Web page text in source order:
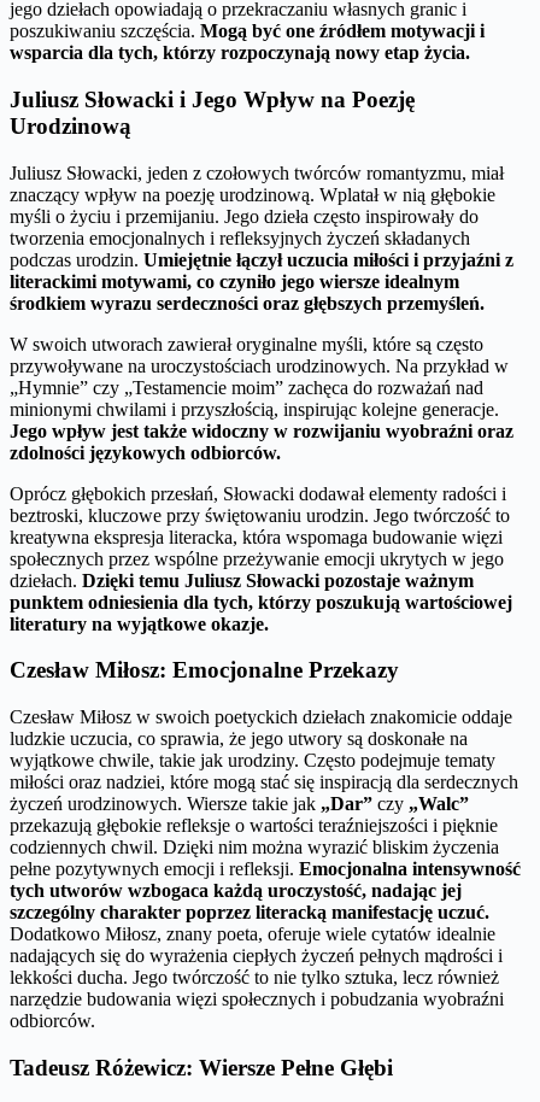
jego dziełach opowiadają o przekraczaniu własnych granic i
poszukiwaniu szczęścia. Mogą być one źródłem motywacji i
wsparcia dla tych, którzy rozpoczynają nowy etap życia.
Juliusz Słowacki i Jego Wpływ na Poezję
Urodzinową
Juliusz Słowacki, jeden z czołowych twórców romantyzmu, miał
znaczący wpływ na poezję urodzinową. Wplatał w nią głębokie
myśli o życiu i przemijaniu. Jego dzieła często inspirowały do
tworzenia emocjonalnych i refleksyjnych życzeń składanych
podczas urodzin. Umiejętnie łączył uczucia miłości i przyjaźni z
literackimi motywami, co czyniło jego wiersze idealnym
środkiem wyrazu serdeczności oraz głębszych przemyśleń.
W swoich utworach zawierał oryginalne myśli, które są często
przywoływane na uroczystościach urodzinowych. Na przykład w
„Hymnie” czy „Testamencie moim” zachęca do rozważań nad
minionymi chwilami i przyszłością, inspirując kolejne generacje.
Jego wpływ jest także widoczny w rozwijaniu wyobraźni oraz
zdolności językowych odbiorców.
Oprócz głębokich przesłań, Słowacki dodawał elementy radości i
beztroski, kluczowe przy świętowaniu urodzin. Jego twórczość to
kreatywna ekspresja literacka, która wspomaga budowanie więzi
społecznych przez wspólne przeżywanie emocji ukrytych w jego
dziełach. Dzięki temu Juliusz Słowacki pozostaje ważnym
punktem odniesienia dla tych, którzy poszukują wartościowej
literatury na wyjątkowe okazje.
Czesław Miłosz: Emocjonalne Przekazy
Czesław Miłosz w swoich poetyckich dziełach znakomicie oddaje
ludzkie uczucia, co sprawia, że jego utwory są doskonałe na
wyjątkowe chwile, takie jak urodziny. Często podejmuje tematy
miłości oraz nadziei, które mogą stać się inspiracją dla serdecznych
życzeń urodzinowych. Wiersze takie jak „Dar” czy „Walc”
przekazują głębokie refleksje o wartości teraźniejszości i pięknie
codziennych chwil. Dzięki nim można wyrazić bliskim życzenia
pełne pozytywnych emocji i refleksji. Emocjonalna intensywność
tych utworów wzbogaca każdą uroczystość, nadając jej
szczególny charakter poprzez literacką manifestację uczuć.
Dodatkowo Miłosz, znany poeta, oferuje wiele cytatów idealnie
nadających się do wyrażenia ciepłych życzeń pełnych mądrości i
lekkości ducha. Jego twórczość to nie tylko sztuka, lecz również
narzędzie budowania więzi społecznych i pobudzania wyobraźni
odbiorców.
Tadeusz Różewicz: Wiersze Pełne Głębi